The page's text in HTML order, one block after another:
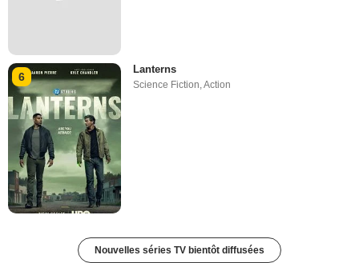
6
Lanterns
Science Fiction,Action
Nouvelles séries TV bientôt diffusées